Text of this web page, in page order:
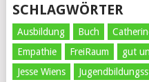
SCHLAGWÖRTER
Ausbildung Buch
Empathie
FreiRaum gut
Jesse Wiens